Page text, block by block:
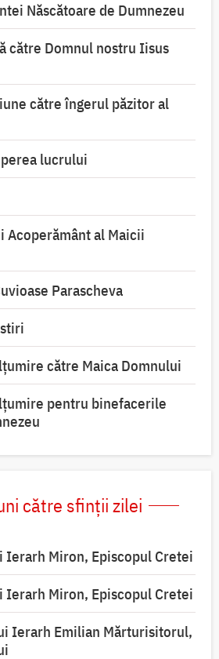
Născătoare de Dumnezeu
către Domnul nostru Iisus
către îngerul păzitor al
lucrului
Acoperământ al Maicii
Parascheva
către Maica Domnului
pentru binefacerile
către sfinții zilei
Ierarh Miron, Episcopul Cretei
Ierarh Miron, Episcopul Cretei
Ierarh Emilian Mărturisitorul,